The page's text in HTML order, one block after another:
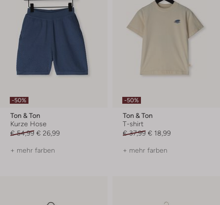
-50%
Ton & Ton
Kurze Hose
€ 54,99 € 26,99
+ mehr farben
-50%
Ton & Ton
T-shirt
€ 37,99 € 18,99
+ mehr farben